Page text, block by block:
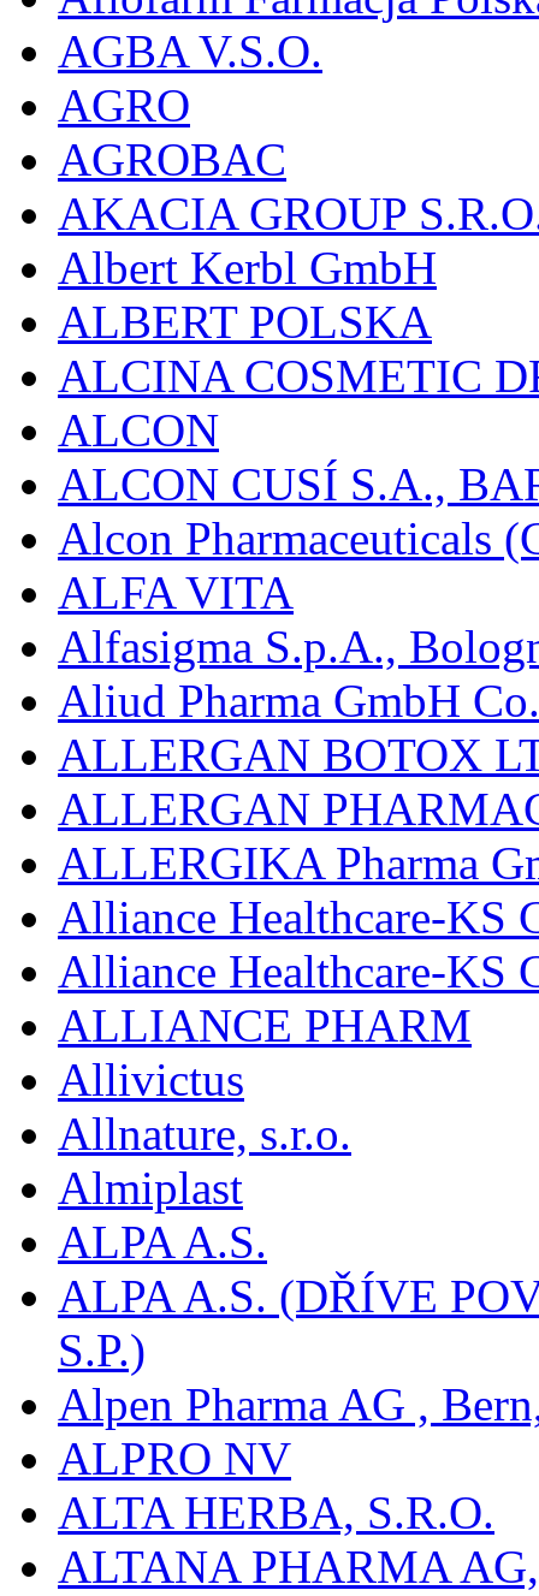
AGBA V.S.O.
AGRO
AGROBAC
AKACIA GROUP
Albert Kerbl GmbH
ALBERT POLSKA
ALCINA COSMETIC
ALCON
ALCON CUSÍ S.A.,
Alcon Pharmaceuticals
ALFA VITA
Alfasigma S.p.A.,
Aliud Pharma GmbH
ALLERGAN BOTOX
ALLERGAN
ALLERGIKA Pharma
Alliance Healthcare-KS
Alliance Healthcare-KS
ALLIANCE PHARM
Allivictus
Allnature, s.r.o.
Almiplast
ALPA A.S.
ALPA A.S. (DŘÍVE
S.P.)
Alpen Pharma AG ,
ALPRO NV
ALTA HERBA, S.R.O.
ALTANA PHARMA